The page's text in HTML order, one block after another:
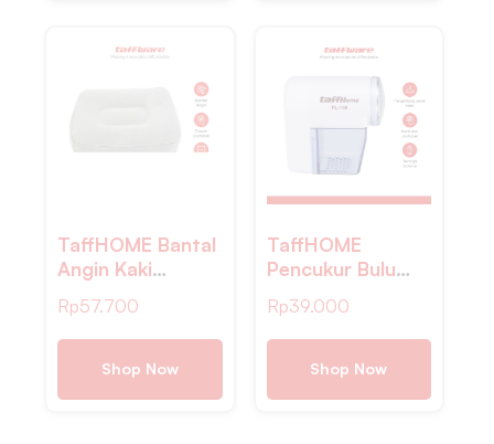
TaffHOME Bantal
Angin Kaki
Inflatable
Relaxing Feet
Tool – JJ06114
Rp57.700
Shop Now
TaffHOME
Pencukur Bulu
Cloth Fabric
Shaver – FL-188
Rp39.000
Shop Now